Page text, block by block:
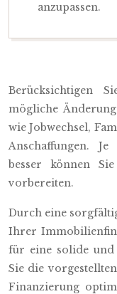
anzupassen.
Berücksichtigen
mögliche
wie Jobwechsel,
Anschaffungen.
besser können
vorbereiten.
Durch eine
Ihrer
für eine solide und
Sie die
Finanzierung